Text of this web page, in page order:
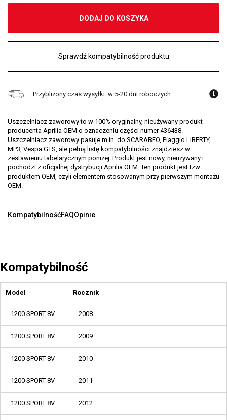
DODAJ DO KOSZYKA
Sprawdź kompatybilność produktu
Przybliżony czas wysyłki: w 5-20 dni roboczych
Uszczelniacz zaworowy to w 100% oryginalny, nieużywany produkt
producenta Aprilia OEM o oznaczeniu części numer 436438.
Uszczelniacz zaworowy pasuje m.in. do SCARABEO, Piaggio LIBERTY,
MP3, Vespa GTS, ale pełną listę kompatybilności znajdziesz w
zestawieniu tabelarycznym poniżej. Produkt jest nowy, nieużywany i
pochodzi z oficjalnej dystrybucji Aprilia OEM. Ten produkt jest tzw.
produktem OEM, czyli elementem stosowanym przy pierwszym montażu
OEM.
KompatybilnośćFAQOpinie
Kompatybilność
Model Rocznik
1200 SPORT 8V 2008
1200 SPORT 8V 2009
1200 SPORT 8V 2010
1200 SPORT 8V 2011
1200 SPORT 8V 2012